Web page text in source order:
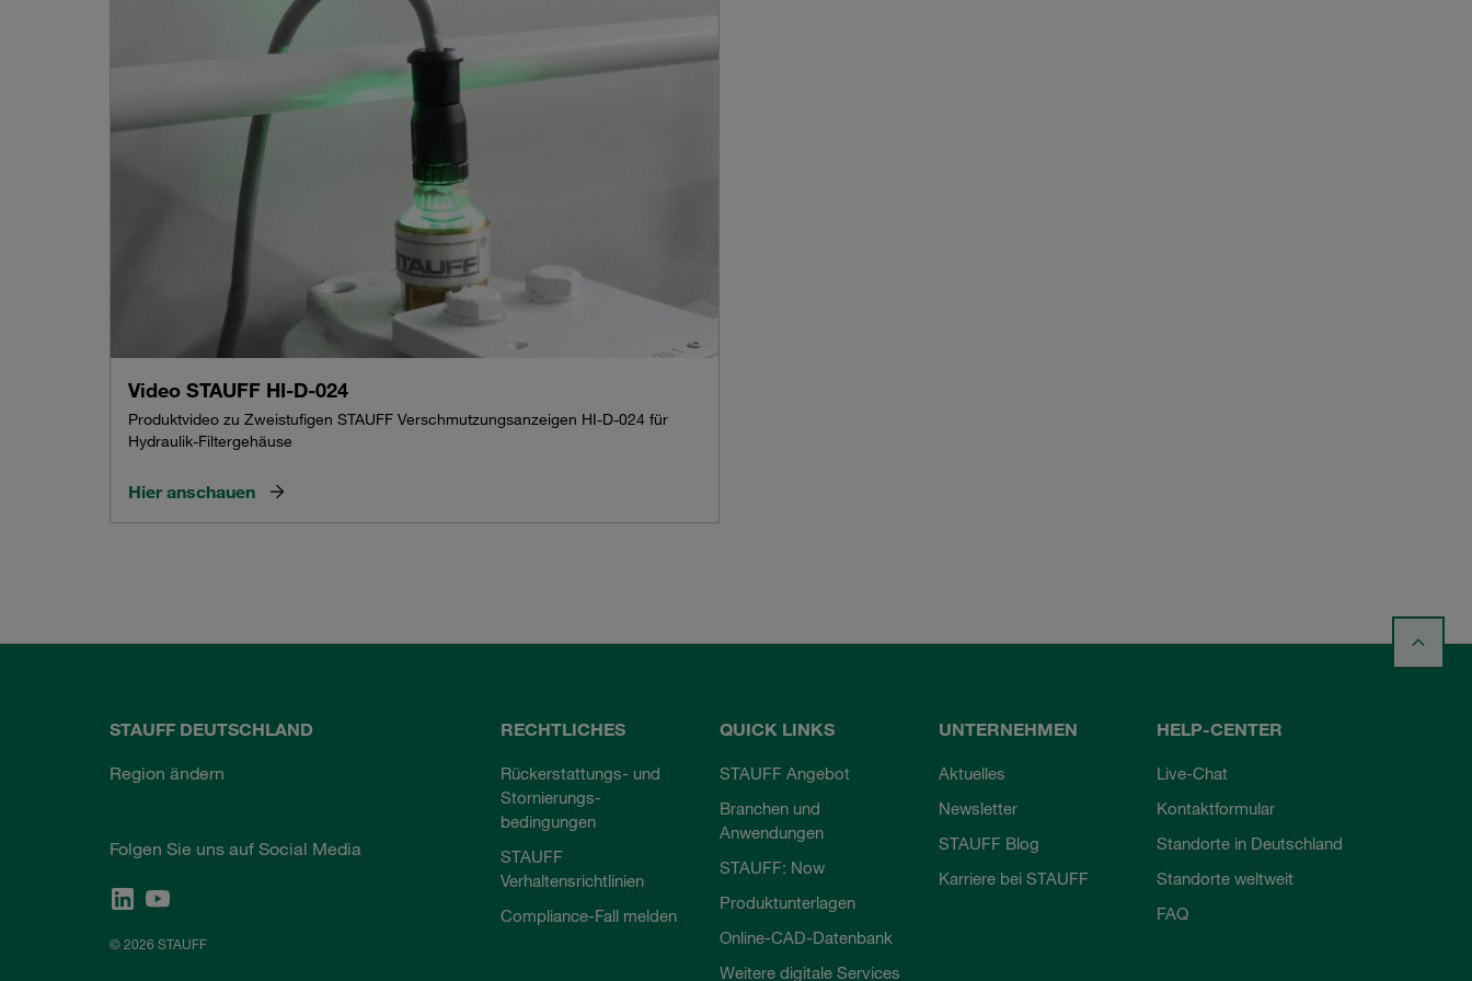
Video STAUFF HI-D-024
Produktvideo zu Zweistufigen STAUFF Verschmutzungsanzeigen HI-D-024 für
Hydraulik-Filtergehäuse
Hier anschauen
STAUFF DEUTSCHLAND
Region ändern
Folgen Sie uns auf Social Media
© 2026 STAUFF
RECHTLICHES
Rückerstattungs- und
Stornierungs-
bedingungen
STAUFF
Verhaltensrichtlinien
Compliance-Fall melden
QUICK LINKS
STAUFF Angebot
Branchen und
Anwendungen
STAUFF: Now
Produktunterlagen
Online-CAD-Datenbank
Weitere digitale Services
UNTERNEHMEN
Aktuelles
Newsletter
STAUFF Blog
Karriere bei STAUFF
HELP-CENTER
Live-Chat
Kontaktformular
Standorte in Deutschland
Standorte weltweit
FAQ